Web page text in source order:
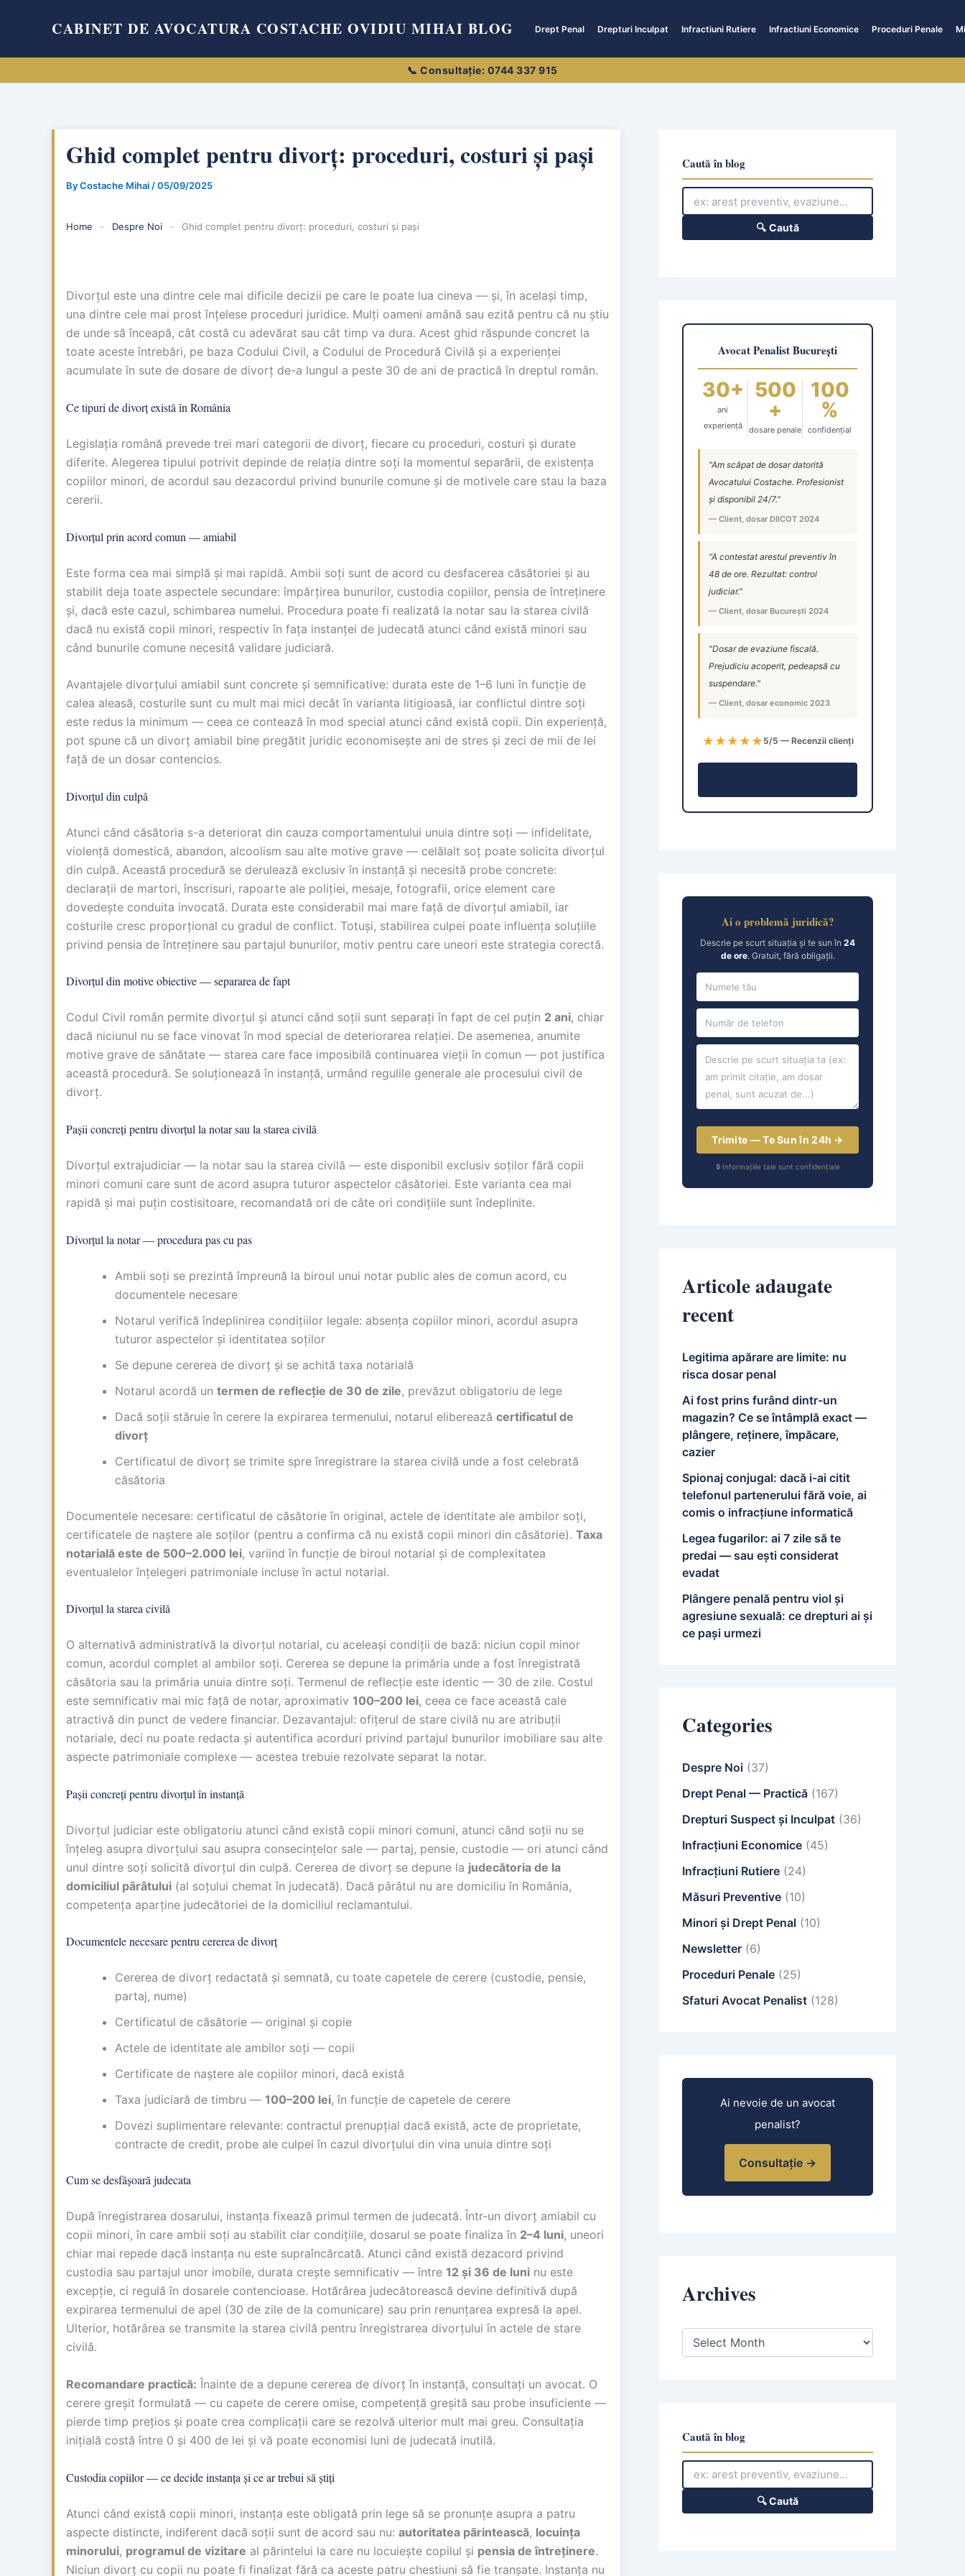
CABINET DE AVOCATURA COSTACHE OVIDIU MIHAI BLOG Drept Penal Drepturi Inculpat Infractiuni Rutiere Infractiuni Economice Proceduri Penale
Ghid complet pentru divorț: proceduri, costuri și pași
ByCostache Mihai /05/09/2025
Home – Despre Noi – Ghid complet pentru divorț: proceduri, costuri și pași
Divorțul este una dintre cele mai dificile decizii pe care le poate lua cineva — și, în același timp,
una dintre cele mai prost înțelese proceduri juridice. Mulți oameni amână sau ezită pentru că nu știu
de unde să înceapă, cât costă cu adevărat sau cât timp va dura. Acest ghid răspunde concret la
toate aceste întrebări, pe baza Codului Civil, a Codului de Procedură Civilă și a experienței
acumulate în sute de dosare de divorț de-a lungul a peste 30 de ani de practică în dreptul român.
Ce tipuri de divorț există în România
Legislația română prevede trei mari categorii de divorț, fiecare cu proceduri, costuri și durate
diferite. Alegerea tipului potrivit depinde de relația dintre soți la momentul separării, de existența
copiilor minori, de acordul sau dezacordul privind bunurile comune și de motivele care stau la baza
cererii.
Divorțul prin acord comun — amiabil
Este forma cea mai simplă și mai rapidă. Ambii soți sunt de acord cu desfacerea căsătoriei și au
stabilit deja toate aspectele secundare: împărțirea bunurilor, custodia copiilor, pensia de întreținere
și, dacă este cazul, schimbarea numelui. Procedura poate fi realizată la notar sau la starea civilă
dacă nu există copii minori, respectiv în fața instanței de judecată atunci când există minori sau
când bunurile comune necesită validare judiciară.
Avantajele divorțului amiabil sunt concrete și semnificative: durata este de 1–6 luni în funcție de
calea aleasă, costurile sunt cu mult mai mici decât în varianta litigioasă, iar conflictul dintre soți
este redus la minimum — ceea ce contează în mod special atunci când există copii. Din experiență,
pot spune că un divorț amiabil bine pregătit juridic economisește ani de stres și zeci de mii de lei
față de un dosar contencios.
Divorțul din culpă
Atunci când căsătoria s-a deteriorat din cauza comportamentului unuia dintre soți — infidelitate,
violență domestică, abandon, alcoolism sau alte motive grave — celălalt soț poate solicita divorțul
din culpă. Această procedură se derulează exclusiv în instanță și necesită probe concrete:
declarații de martori, înscrisuri, rapoarte ale poliției, mesaje, fotografii, orice element care
dovedește conduita invocată. Durata este considerabil mai mare față de divorțul amiabil, iar
costurile cresc proporțional cu gradul de conflict. Totuși, stabilirea culpei poate influența soluțiile
privind pensia de întreținere sau partajul bunurilor, motiv pentru care uneori este strategia corectă.
Divorțul din motive obiective — separarea de fapt
Codul Civil român permite divorțul și atunci când soții sunt separați în fapt de cel puțin 2 ani, chiar
dacă niciunul nu se face vinovat în mod special de deteriorarea relației. De asemenea, anumite
motive grave de sănătate — starea care face imposibilă continuarea vieții în comun — pot justifica
această procedură. Se soluționează în instanță, urmând regulile generale ale procesului civil de
divorț.
Pașii concreți pentru divorțul la notar sau la starea civilă
Divorțul extrajudiciar — la notar sau la starea civilă — este disponibil exclusiv soților fără copii
minori comuni care sunt de acord asupra tuturor aspectelor căsătoriei. Este varianta cea mai
rapidă și mai puțin costisitoare, recomandată ori de câte ori condițiile sunt îndeplinite.
Divorțul la notar — procedura pas cu pas
Ambii soți se prezintă împreună la biroul unui notar public ales de comun acord, cu
documentele necesare
Notarul verifică îndeplinirea condițiilor legale: absența copiilor minori, acordul asupra
tuturor aspectelor și identitatea soților
Se depune cererea de divorț și se achită taxa notarială
Notarul acordă un termen de reflecție de 30 de zile, prevăzut obligatoriu de lege
Dacă soții stăruie în cerere la expirarea termenului, notarul eliberează certificatul de
divorț
Certificatul de divorț se trimite spre înregistrare la starea civilă unde a fost celebrată
căsătoria
Documentele necesare: certificatul de căsătorie în original, actele de identitate ale ambilor soți,
certificatele de naștere ale soților (pentru a confirma că nu există copii minori din căsătorie). Taxa
notarială este de 500–2.000 lei, variind în funcție de biroul notarial și de complexitatea
eventualelor înțelegeri patrimoniale incluse în actul notarial.
Divorțul la starea civilă
O alternativă administrativă la divorțul notarial, cu aceleași condiții de bază: niciun copil minor
comun, acordul complet al ambilor soți. Cererea se depune la primăria unde a fost înregistrată
căsătoria sau la primăria unuia dintre soți. Termenul de reflecție este identic — 30 de zile. Costul
este semnificativ mai mic față de notar, aproximativ 100–200 lei, ceea ce face această cale
atractivă din punct de vedere financiar. Dezavantajul: ofițerul de stare civilă nu are atribuții
notariale, deci nu poate redacta și autentifica acorduri privind partajul bunurilor imobiliare sau alte
aspecte patrimoniale complexe — acestea trebuie rezolvate separat la notar.
Pașii concreți pentru divorțul în instanță
Divorțul judiciar este obligatoriu atunci când există copii minori comuni, atunci când soții nu se
înțeleg asupra divorțului sau asupra consecințelor sale — partaj, pensie, custodie — ori atunci când
unul dintre soți solicită divorțul din culpă. Cererea de divorț se depune la judecătoria de la
domiciliul pârâtului (al soțului chemat în judecată). Dacă pârâtul nu are domiciliu în România,
competența aparține judecătoriei de la domiciliul reclamantului.
Documentele necesare pentru cererea de divorț
Cererea de divorț redactată și semnată, cu toate capetele de cerere (custodie, pensie,
partaj, nume)
Certificatul de căsătorie — original și copie
Actele de identitate ale ambilor soți — copii
Certificate de naștere ale copiilor minori, dacă există
Taxa judiciară de timbru — 100–200 lei, în funcție de capetele de cerere
Dovezi suplimentare relevante: contractul prenupțial dacă există, acte de proprietate,
contracte de credit, probe ale culpei în cazul divorțului din vina unuia dintre soți
Cum se desfășoară judecata
După înregistrarea dosarului, instanța fixează primul termen de judecată. Într-un divorț amiabil cu
copii minori, în care ambii soți au stabilit clar condițiile, dosarul se poate finaliza în 2–4 luni, uneori
chiar mai repede dacă instanța nu este supraîncărcată. Atunci când există dezacord privind
custodia sau partajul unor imobile, durata crește semnificativ — între 12 și 36 de luni nu este
excepție, ci regulă în dosarele contencioase. Hotărârea judecătorească devine definitivă după
expirarea termenului de apel (30 de zile de la comunicare) sau prin renunțarea expresă la apel.
Ulterior, hotărârea se transmite la starea civilă pentru înregistrarea divorțului în actele de stare
civilă.
Recomandare practică: Înainte de a depune cererea de divorț în instanță, consultați un avocat. O
cerere greșit formulată — cu capete de cerere omise, competență greșită sau probe insuficiente —
pierde timp prețios și poate crea complicații care se rezolvă ulterior mult mai greu. Consultația
inițială costă între 0 și 400 de lei și vă poate economisi luni de judecată inutilă.
Custodia copiilor — ce decide instanța și ce ar trebui să știți
Atunci când există copii minori, instanța este obligată prin lege să se pronunțe asupra a patru
aspecte distincte, indiferent dacă soții sunt de acord sau nu: autoritatea părintească, locuința
minorului, programul de vizitare al părintelui la care nu locuiește copilul și pensia de întreținere.
Niciun divorț cu copii nu poate fi finalizat fără ca aceste patru chestiuni să fie tranșate. Instanța nu
Caută în blog
🔍 Caută
Avocat Penalist București
30+
ani
experiență
500
+
dosare penale
100
%
confidențial
"Am scăpat de dosar datorită
Avocatului Costache. Profesionist
și disponibil 24/7."
— Client, dosar DIICOT 2024
"A contestat arestul preventiv în
48 de ore. Rezultat: control
judiciar."
— Client, dosar București 2024
"Dosar de evaziune fiscală.
Prejudiciu acoperit, pedeapsă cu
suspendare."
— Client, dosar economic 2023
★★★★★ 5/5 — Recenzii clienți
Ai o problemă juridică?
Descrie pe scurt situația și te sun în 24
de ore. Gratuit, fără obligații.
Trimite — Te Sun în 24h →
🔒 Informațiile tale sunt confidențiale
Articole adaugate
recent
Legitima apărare are limite: nu
risca dosar penal
Ai fost prins furând dintr-un
magazin? Ce se întâmplă exact —
plângere, reținere, împăcare,
cazier
Spionaj conjugal: dacă i-ai citit
telefonul partenerului fără voie, ai
comis o infracțiune informatică
Legea fugarilor: ai 7 zile să te
predai — sau ești considerat
evadat
Plângere penală pentru viol și
agresiune sexuală: ce drepturi ai și
ce pași urmezi
Categories
Despre Noi (37)
Drept Penal — Practică (167)
Drepturi Suspect și Inculpat (36)
Infracțiuni Economice (45)
Infracțiuni Rutiere (24)
Măsuri Preventive (10)
Minori și Drept Penal (10)
Newsletter (6)
Proceduri Penale (25)
Sfaturi Avocat Penalist (128)
Ai nevoie de un avocat
penalist?
Consultație →
Archives
A
s
Caută în blog
🔍 Caută